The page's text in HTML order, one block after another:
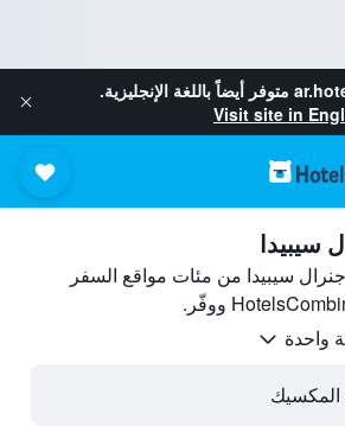
متوفر أيضاً باللغة الإنجليزية.
Visit site in
سيبيدا
سيبيدا من مئات مواقع السفر
المكسيك